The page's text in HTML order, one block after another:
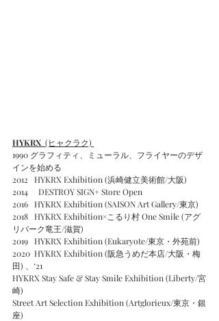
HYKRX (ヒャクラク)
1990 グラフィティ、ミューラル、フライヤーのデザ
インを始める
2012   HYKRX Exhibition (浜崎健立美術館/大阪)
2014　 DESTROY SIGN+ Store Open
2016   HYKRX Exhibition (SAISON Art Gallery/東京)
2018   HYKRX Exhibition×こるり村 One Smile (アグ
リパーク竜王/滋賀)
2019   HYKRX Exhibition (Eukaryote/東京・外苑前)
2020  HYKRX Exhibition (阪急うめだ本店/大阪・梅
田) 、‘21
HYKRX Stay Safe & Stay Smile Exhibition (Liberty/宮
崎)
Street Art Selection Exhibition (Artglorieux/東京・銀
座)